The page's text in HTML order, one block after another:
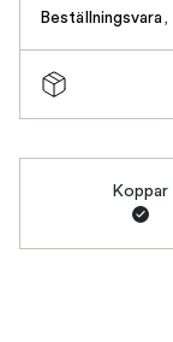
Beställningsvara,
Koppar